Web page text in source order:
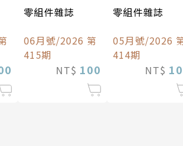
零組件雜誌
06月號/2026 第
415期
NT$ 100
零組件雜誌
05月號/2026
414期
NT$